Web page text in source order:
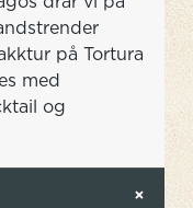
på Tortura
med
og